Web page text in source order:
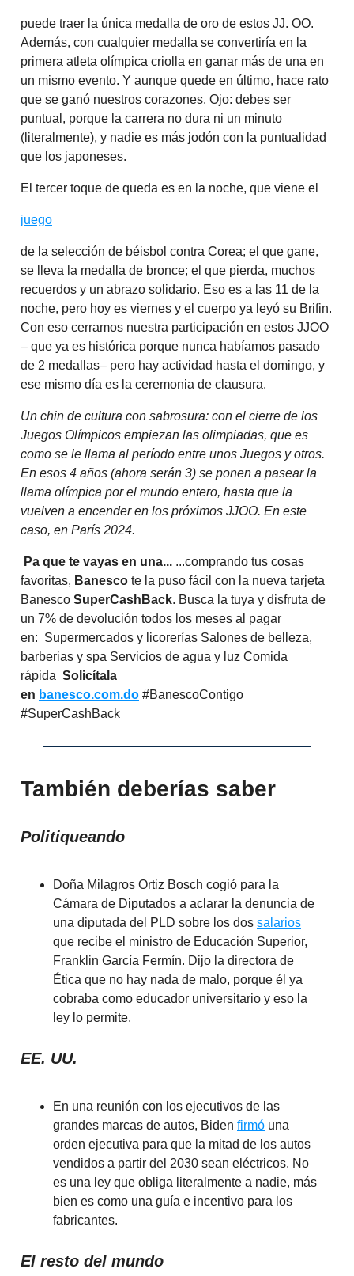
puede traer la única medalla de oro de estos JJ. OO.
Además, con cualquier medalla se convertiría en la
primera atleta olímpica criolla en ganar más de una en
un mismo evento. Y aunque quede en último, hace rato
que se ganó nuestros corazones. Ojo: debes ser
puntual, porque la carrera no dura ni un minuto
(literalmente), y nadie es más jodón con la puntualidad
que los japoneses.
El tercer toque de queda es en la noche, que viene el
juego
de la selección de béisbol contra Corea; el que gane,
se lleva la medalla de bronce; el que pierda, muchos
recuerdos y un abrazo solidario. Eso es a las 11 de la
noche, pero hoy es viernes y el cuerpo ya leyó su Brifin.
Con eso cerramos nuestra participación en estos JJOO
– que ya es histórica porque nunca habíamos pasado
de 2 medallas– pero hay actividad hasta el domingo, y
ese mismo día es la ceremonia de clausura.
Un chin de cultura con sabrosura: con el cierre de los
Juegos Olímpicos empiezan las olimpiadas, que es
como se le llama al período entre unos Juegos y otros.
En esos 4 años (ahora serán 3) se ponen a pasear la
llama olímpica por el mundo entero, hasta que la
vuelven a encender en los próximos JJOO. En este
caso, en París 2024.
Pa que te vayas en una... ...comprando tus cosas
favoritas, Banesco te la puso fácil con la nueva tarjeta
Banesco SuperCashBack. Busca la tuya y disfruta de
un 7% de devolución todos los meses al pagar
en: Supermercados y licorerías Salones de belleza,
barberias y spa Servicios de agua y luz Comida
rápida Solicítala
en banesco.com.do #BanescoContigo
#SuperCashBack
También deberías saber
Politiqueando
Doña Milagros Ortiz Bosch cogió para la
Cámara de Diputados a aclarar la denuncia de
una diputada del PLD sobre los dos salarios
que recibe el ministro de Educación Superior,
Franklin García Fermín. Dijo la directora de
Ética que no hay nada de malo, porque él ya
cobraba como educador universitario y eso la
ley lo permite.
EE. UU.
En una reunión con los ejecutivos de las
grandes marcas de autos, Biden firmó una
orden ejecutiva para que la mitad de los autos
vendidos a partir del 2030 sean eléctricos. No
es una ley que obliga literalmente a nadie, más
bien es como una guía e incentivo para los
fabricantes.
El resto del mundo